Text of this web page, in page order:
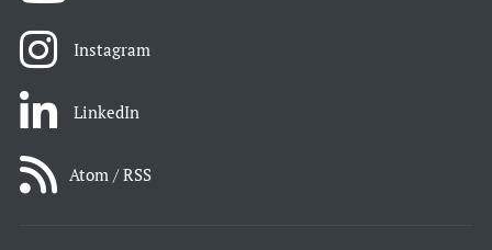
Instagram
LinkedIn
Atom / RSS